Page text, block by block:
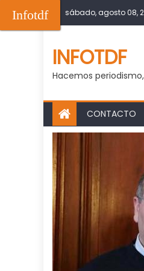
to
sábado, agosto 08,
INFOTDF
Hacemos
CONTACTO
Infotdf